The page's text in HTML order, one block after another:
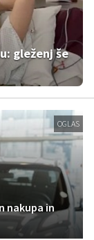
gleženj še
OGLAS
nakupa in